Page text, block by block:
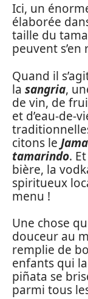
Ici, un
élaborée
taille du
peuvent s’en
Quand il
la sangria,
de vin, de
et d’eau-de-
citons le
tamarindo.
bière, la
spiritueux
menu !
Une chose
douceur au
remplie de
enfants qui
piñata se
parmi tous